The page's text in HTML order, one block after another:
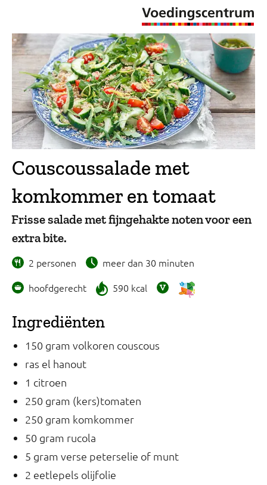
Couscoussalade met
komkommer en tomaat
Frisse salade met fijngehakte noten voor een
extra bite.
2 personen
meer dan 30 minuten
hoofdgerecht
590 kcal
Ingrediënten
150 gram volkoren couscous
ras el hanout
1 citroen
250 gram (kers)tomaten
250 gram komkommer
50 gram rucola
5 gram verse peterselie of munt
2 eetlepels olijfolie